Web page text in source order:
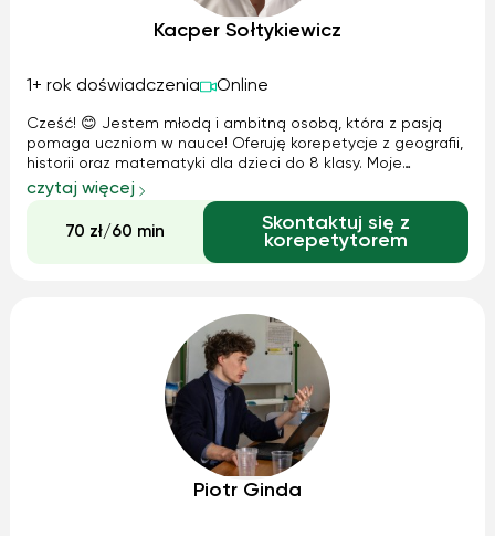
Kacper Sołtykiewicz
1+ rok doświadczenia Online
Cześć! 😊 Jestem młodą i ambitną osobą, która z pasją
pomaga uczniom w nauce! Oferuję korepetycje z geografii,
historii oraz matematyki dla dzieci do 8 klasy. Moje
podejście opiera się na cierpliwości, indywidualnym
podejściu i dostosowaniu tempa nauki do potrzeb ucznia.
Dzięki temu zrozumienie trud...
czytaj więcej
70 zł/60 min
Skontaktuj się z
korepetytorem
Piotr Ginda